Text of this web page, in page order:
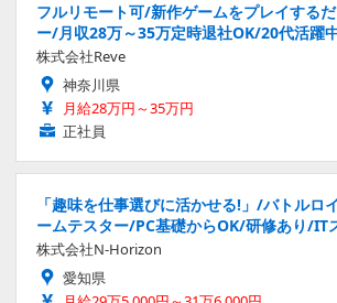
フルリモート可/新作ゲームをプレイする
ー/月収28万～35万定時退社OK/20代活躍
株式会社Reve
神奈川県
月給28万円～35万円
正社員
「趣味を仕事選びに活かせる!」/バトルロ
ームテスター/PC基礎からOK/研修あり/IT
株式会社N-Horizon
愛知県